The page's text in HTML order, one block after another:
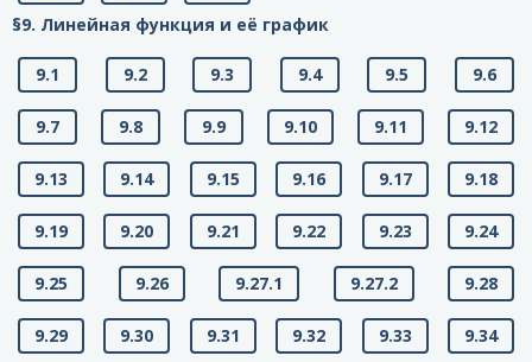
§9. Линейная функция и её график
9.1 9.2 9.3 9.4 9.5 9.6
9.7 9.8 9.9 9.10 9.11 9.12
9.13 9.14 9.15 9.16 9.17 9.18
9.19 9.20 9.21 9.22 9.23 9.24
9.25 9.26 9.27.1 9.27.2 9.28
9.29 9.30 9.31 9.32 9.33 9.34